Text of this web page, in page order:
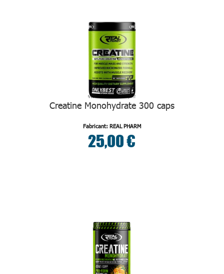
Creatine Monohydrate 300 caps
Fabricant: REAL PHARM
25,00 €